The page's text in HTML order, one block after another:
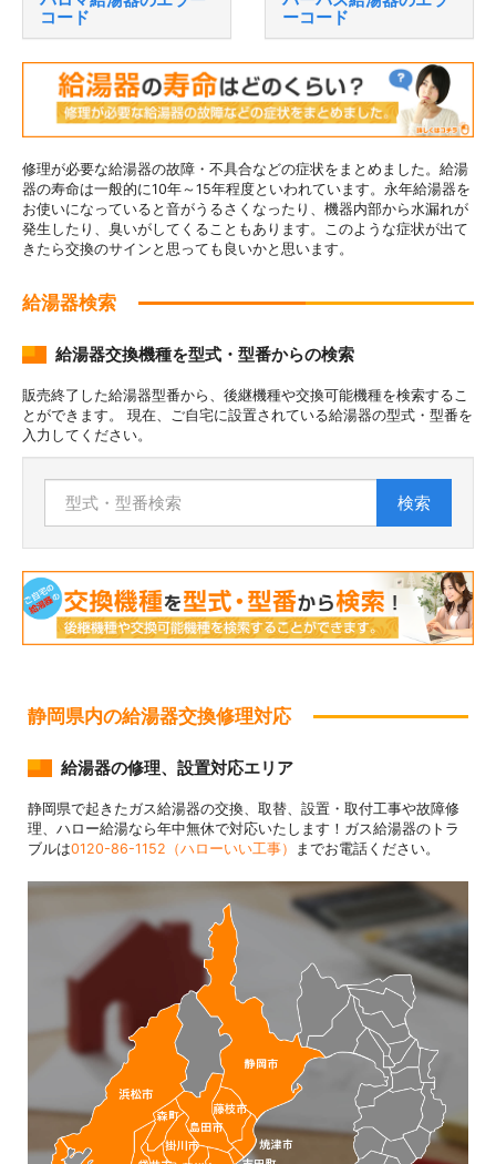
コード
ーコード
修理が必要な給湯器の故障・不具合などの症状をまとめました。給湯
器の寿命は一般的に10年～15年程度といわれています。永年給湯器を
お使いになっていると音がうるさくなったり、機器内部から水漏れが
発生したり、臭いがしてくることもあります。このような症状が出て
きたら交換のサインと思っても良いかと思います。
給湯器検索
給湯器交換機種を型式・型番からの検索
販売終了した給湯器型番から、後継機種や交換可能機種を検索するこ
とができます。 現在、ご自宅に設置されている給湯器の型式・型番を
入力してください。
検索
静岡県内の給湯器交換修理対応
給湯器の修理、設置対応エリア
静岡県で起きたガス給湯器の交換、取替、設置・取付工事や故障修
理、ハロー給湯なら年中無休で対応いたします！ガス給湯器のトラ
ブルは0120-86-1152（ハローいい工事） までお電話ください。